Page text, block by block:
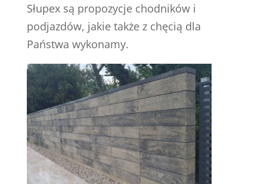
Słupex są propozycje chodników i
podjazdów, jakie także z chęcią dla
Państwa wykonamy.